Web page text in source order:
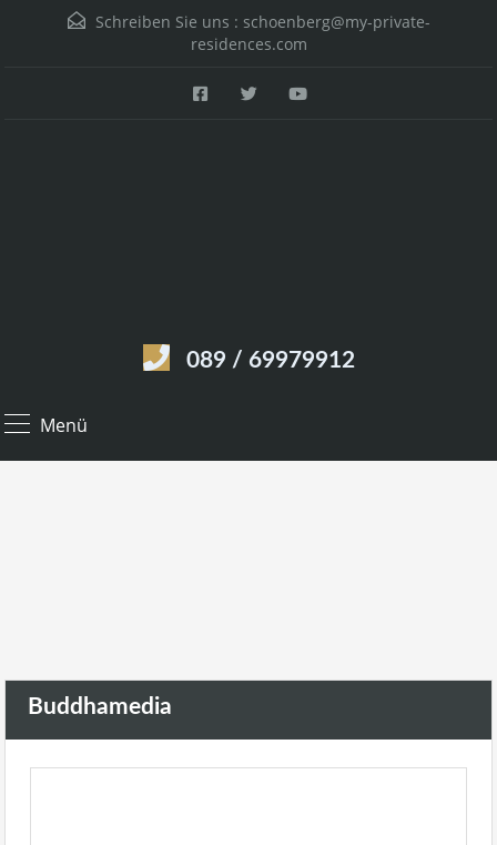
Schreiben Sie uns : schoenberg@my-private-
residences.com
089 / 69979912
Menü
Buddhamedia